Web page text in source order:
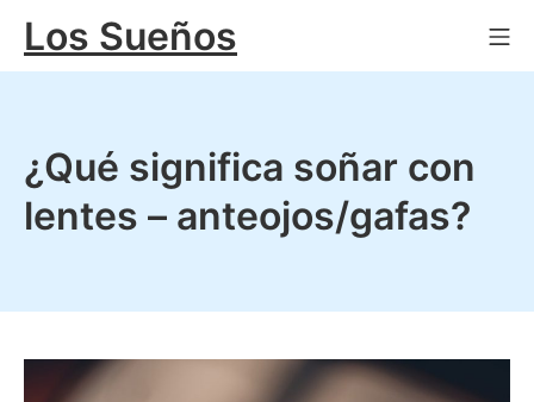
contenido
Los Sueños
¿Qué significa soñar con
lentes – anteojos/gafas?